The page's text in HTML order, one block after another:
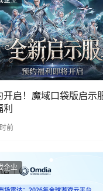
开启！魔域口袋版启示
利
前
企业